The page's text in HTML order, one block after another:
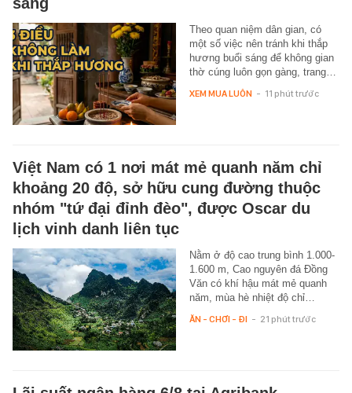
Theo quan niệm dân gian, có
một số việc nên tránh khi thắp
hương buổi sáng để không gian
thờ cúng luôn gọn gàng, trang…
XEM MUA LUÔN - 11 phút trước
Việt Nam có 1 nơi mát mẻ quanh năm chỉ
khoảng 20 độ, sở hữu cung đường thuộc
nhóm "tứ đại đỉnh đèo", được Oscar du
lịch vinh danh liên tục
Nằm ở độ cao trung bình 1.000-
1.600 m, Cao nguyên đá Đồng
Văn có khí hậu mát mẻ quanh
năm, mùa hè nhiệt độ chỉ…
ĂN - CHƠI - ĐI - 21 phút trước